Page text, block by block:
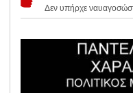
Δεν υπήρχε